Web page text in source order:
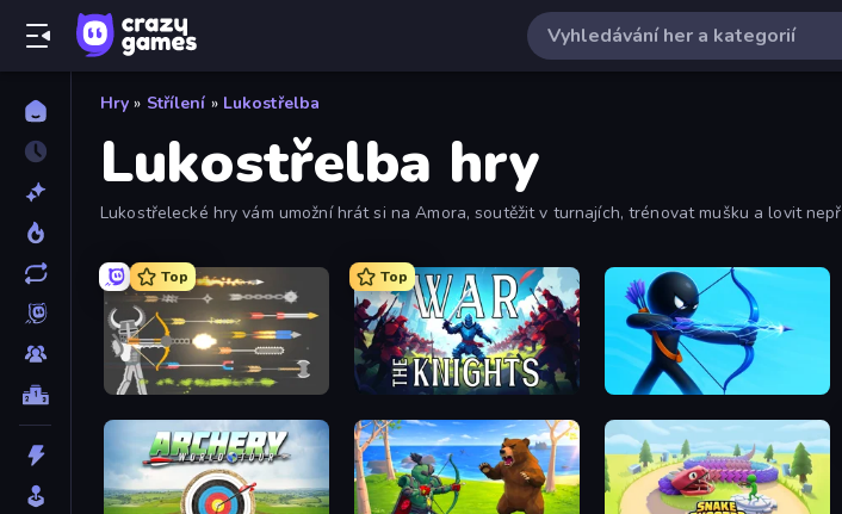
Hry » Střílení » Lukostřelba
Lukostřelba hry
Lukostřelecké hry vám umožní hrát si na Amora, soutěžit v turnajích, trénovat mušku a lovit
Top
Ragdoll Archers
Top
War the Knights Archers Random